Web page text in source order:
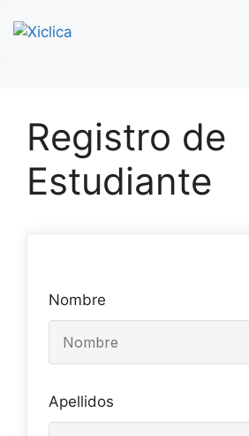
contenidoRegistro de
Estudiante
Nombre
Apellidos